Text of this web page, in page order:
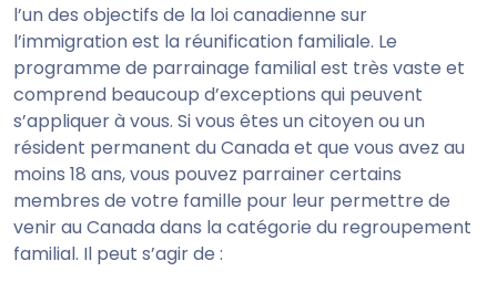
l’un des objectifs de la loi canadienne sur
l’immigration est la réunification familiale. Le
programme de parrainage familial est très vaste et
comprend beaucoup d’exceptions qui peuvent
s’appliquer à vous. Si vous êtes un citoyen ou un
résident permanent du Canada et que vous avez au
moins 18 ans, vous pouvez parrainer certains
membres de votre famille pour leur permettre de
venir au Canada dans la catégorie du regroupement
familial. Il peut s’agir de :